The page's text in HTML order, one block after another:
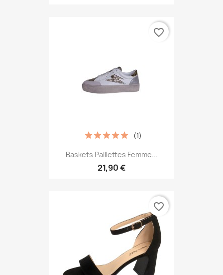
Baskets Paillettes Femme...
21,90 €
(1)
favorite_border
favorite_border